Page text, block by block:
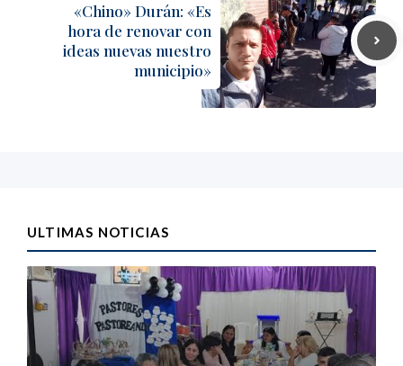
«Chino» Durán: «Es
hora de renovar con
ideas nuevas nuestro
municipio»
ULTIMAS NOTICIAS